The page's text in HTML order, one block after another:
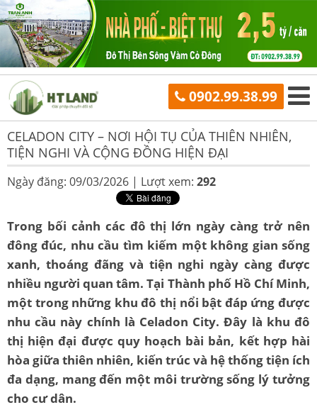
0902.99.38.99
CELADON CITY – NƠI HỘI TỤ CỦA THIÊN NHIÊN,
TIỆN NGHI VÀ CỘNG ĐỒNG HIỆN ĐẠI
Ngày đăng: 09/03/2026 | Lượt xem: 292
Trong bối cảnh các đô thị lớn ngày càng trở nên
đông đúc, nhu cầu tìm kiếm một không gian sống
xanh, thoáng đãng và tiện nghi ngày càng được
nhiều người quan tâm. Tại Thành phố Hồ Chí Minh,
một trong những khu đô thị nổi bật đáp ứng được
nhu cầu này chính là Celadon City. Đây là khu đô
thị hiện đại được quy hoạch bài bản, kết hợp hài
hòa giữa thiên nhiên, kiến trúc và hệ thống tiện ích
đa dạng, mang đến một môi trường sống lý tưởng
cho cư dân.